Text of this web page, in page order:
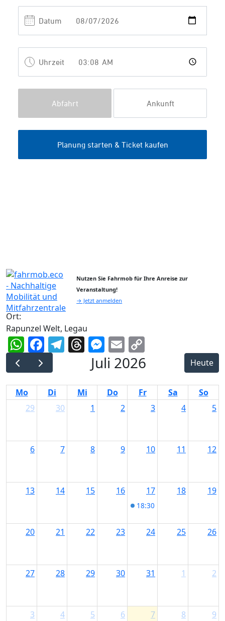
Nutzen Sie Fahrmob für Ihre Anreise zur
Veranstaltung!
→ Jetzt anmelden
Ort:
Rapunzel Welt, Legau
WhatsApp
Facebook
Telegram
Threads
Messenger
Email
Link
Juli 2026 Heute
Mo Di Mi Do Fr Sa
So
29
30 1 2 3 4 5
6 7 8 9 10 11 12
13 14 15 16 17
18:30
18 19
20 21 22 23 24 25 26
27 28 29 30 31 1 2
3 4 5 6 7 8 9